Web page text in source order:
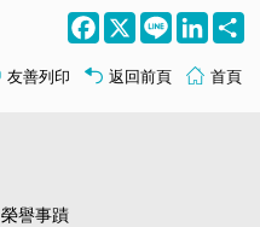
Facebook
X Line
友善列印 返回前頁 首頁
榮譽事蹟